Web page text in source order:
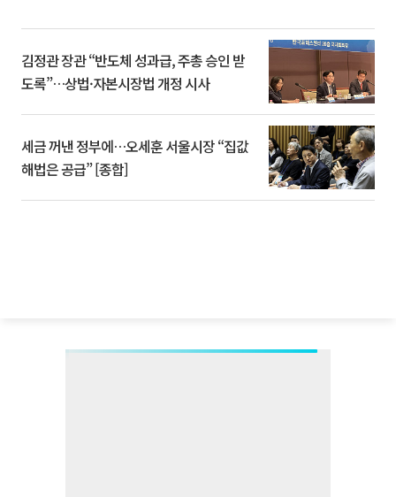
김정관 장관 “반도체 성과급, 주총 승인 받
도록”…상법·자본시장법 개정 시사
세금 꺼낸 정부에…오세훈 서울시장 “집값
해법은 공급” [종합]